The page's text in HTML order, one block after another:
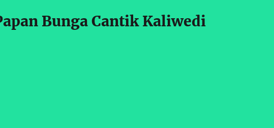
Bunga Cantik Kaliwedi